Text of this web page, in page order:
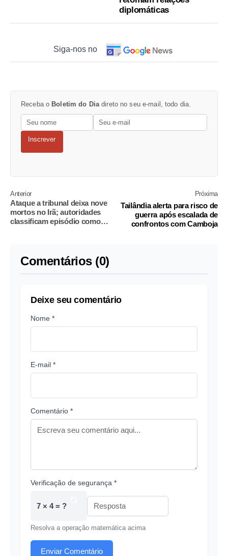
diplomáticas
Siga-nos no
Receba o Boletim do Diadireto no seu e-mail, todo dia.
Inscrever
Anterior
Ataque a tribunal deixa nove
mortos no Irã; autoridades
classificam episódio como
Próxima
Tailândia alerta para risco de
guerra após escalada de
confrontos com Camboja
Comentários (0)
Deixe seu comentário
Nome *
E-mail *
Comentário *
Verificação de segurança *
7 × 4 = ?
Resolva a operação matemática acima
Enviar Comentário